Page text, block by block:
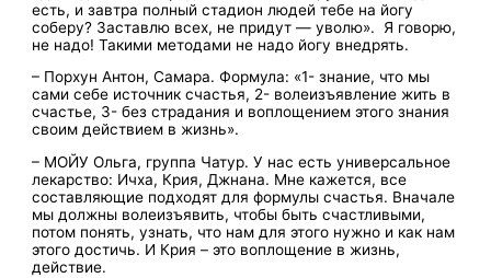
есть, и завтра полный стадион людей тебе на йогу
соберу? Заставлю всех, не придут — уволю». Я говорю,
не надо! Такими методами не надо йогу внедрять.
– Порхун Антон, Самара. Формула: «1- знание, что мы
сами себе источник счастья, 2- волеизъявление жить в
счастье, 3- без страдания и воплощением этого знания
своим действием в жизнь».
– МОЙУ Ольга, группа Чатур. У нас есть универсальное
лекарство: Ичха, Крия, Джнана. Мне кажется, все
составляющие подходят для формулы счастья. Вначале
мы должны волеизъявить, чтобы быть счастливыми,
потом понять, узнать, что нам для этого нужно и как нам
этого достичь. И Крия – это воплощение в жизнь,
действие.